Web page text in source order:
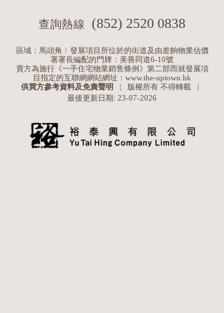
查詢熱線 (852) 2520 0838
區域：馬頭角︱發展項目所位於的街道及由差餉物業估價
署署長編配的門牌：美善同道6-10號
賣方為施行《一手住宅物業銷售條例》第二部而就發展項
目指定的互聯網網站網址：www.the-uptown.hk
供買方參考資料及免責聲明
| 版權所有 不得轉載 |
最後更新日期: 23-07-2026